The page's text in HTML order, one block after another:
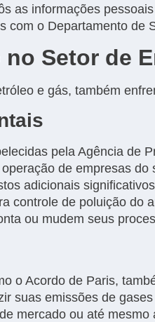
as informações
com o Departamento de
Setor de
e gás, também
pela Agência de
de empresas do
adicionais
controle de poluição do
ou mudem seus
o Acordo de Paris,
suas emissões de
mercado ou até